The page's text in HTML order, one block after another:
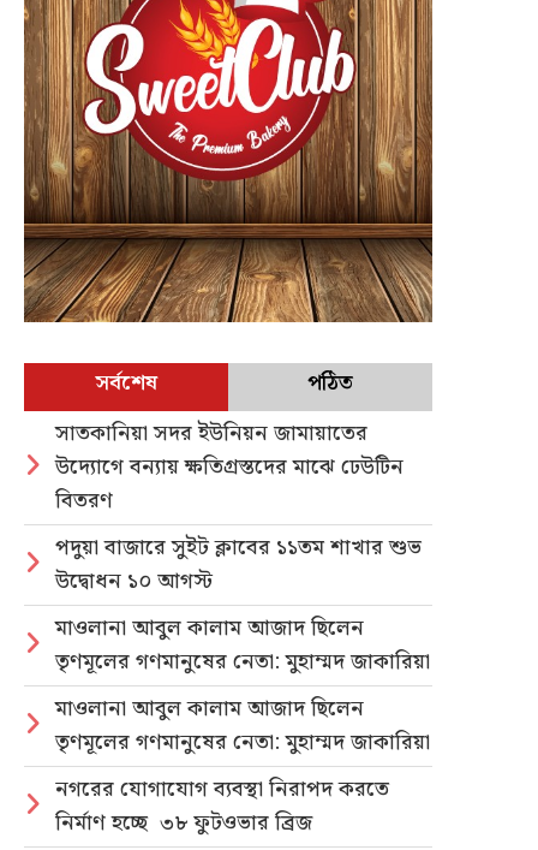
সর্বশেষ
পঠিত
সাতকানিয়া সদর ইউনিয়ন জামায়াতের
উদ্যোগে বন্যায় ক্ষতিগ্রস্তদের মাঝে ঢেউটিন
বিতরণ
পদুয়া বাজারে সুইট ক্লাবের ১১তম শাখার শুভ
উদ্বোধন ১০ আগস্ট
মাওলানা আবুল কালাম আজাদ ছিলেন
তৃণমূলের গণমানুষের নেতা: মুহাম্মদ জাকারিয়া
মাওলানা আবুল কালাম আজাদ ছিলেন
তৃণমূলের গণমানুষের নেতা: মুহাম্মদ জাকারিয়া
নগরের যোগাযোগ ব্যবস্থা নিরাপদ করতে
নির্মাণ হচ্ছে ৩৮ ফুটওভার ব্রিজ